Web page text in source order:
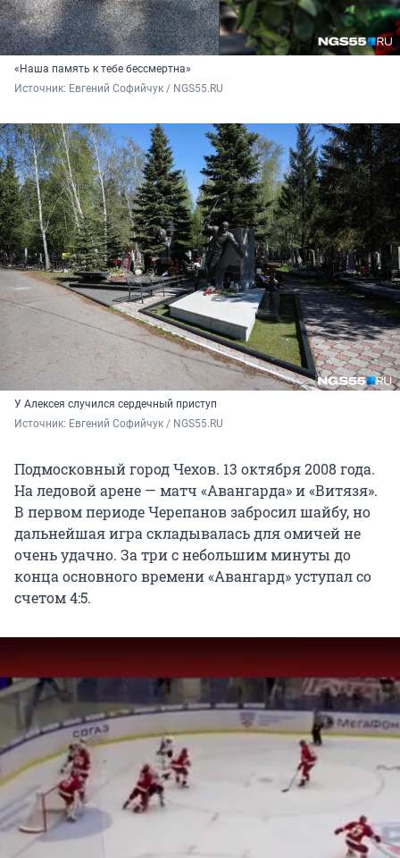
«Наша память к тебе бессмертна»
Источник: Евгений Софийчук / NGS55.RU
У Алексея случился сердечный приступ
Источник: Евгений Софийчук / NGS55.RU
Подмосковный город Чехов. 13 октября 2008 года.
На ледовой арене — матч «Авангарда» и «Витязя».
В первом периоде Черепанов забросил шайбу, но
дальнейшая игра складывалась для омичей не
очень удачно. За три с небольшим минуты до
конца основного времени «Авангард» уступал со
счетом 4:5.